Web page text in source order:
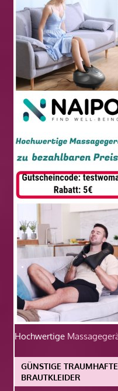
Hochwertige
GÜNSTIGE
BRAUTKLEIDER